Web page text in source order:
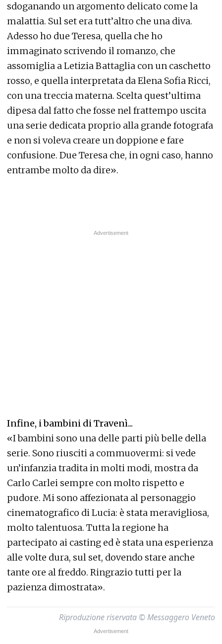
sdoganando un argomento delicato come la
malattia. Sul set era tutt’altro che una diva.
Adesso ho due Teresa, quella che ho
immaginato scrivendo il romanzo, che
assomiglia a Letizia Battaglia con un caschetto
rosso, e quella interpretata da Elena Sofia Ricci,
con una treccia materna. Scelta quest’ultima
dipesa dal fatto che fosse nel frattempo uscita
una serie dedicata proprio alla grande fotografa
e non si voleva creare un doppione e fare
confusione. Due Teresa che, in ogni caso, hanno
entrambe molto da dire».
Infine, i bambini di Travenì...
«I bambini sono una delle parti più belle della
serie. Sono riusciti a commuovermi: si vede
un’infanzia tradita in molti modi, mostra da
Carlo Carlei sempre con molto rispetto e
pudore. Mi sono affezionata al personaggio
cinematografico di Lucia: è stata meravigliosa,
molto talentuosa. Tutta la regione ha
partecipato ai casting ed è stata una esperienza
alle volte dura, sul set, dovendo stare anche
tante ore al freddo. Ringrazio tutti per la
pazienza dimostrata».
Riproduzione riservata © Messaggero Veneto